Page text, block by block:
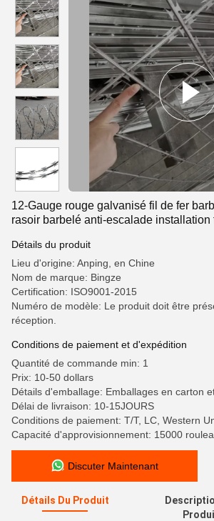
12-Gauge rouge galvanisé fil de fer
rasoir barbelé anti-escalade installation
Détails du produit
Lieu d'origine: Anping, en Chine
Nom de marque: Bingze
Certification: ISO9001-2015
Numéro de modèle: Le produit doit être
réception.
Conditions de paiement et d'expédition
Quantité de commande min: 1
Prix: 10-50 dollars
Détails d'emballage: Emballages en carton
Délai de livraison: 10-15JOURS
Conditions de paiement: T/T, LC, Western
Capacité d'approvisionnement: 15000
Discuter Maintenant
Détails Du Produit